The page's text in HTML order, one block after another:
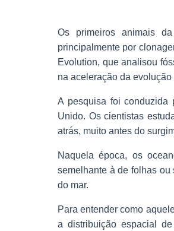
Os primeiros animais
principalmente por
Evolution, que analisou
na aceleração da evolução
A pesquisa foi conduzida
Unido. Os cientistas
atrás, muito antes do
Naquela época, os
semelhante à de folhas
do mar.
Para entender como
a distribuição espacial